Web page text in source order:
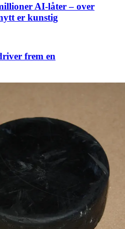
AI-låter – over
er kunstig
frem en